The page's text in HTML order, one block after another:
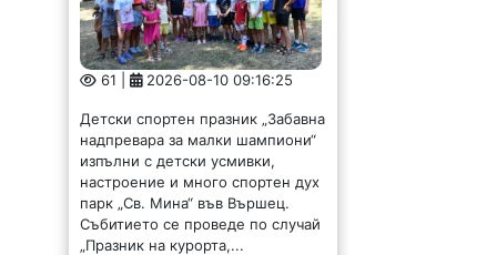
настроение и много спортен дух
парк „Св. Мина“ във Вършец.
Събитието се проведе по случай
„Празник на курорта,...
Монтанчани се
прекланят пред
Чудотворна Хавайска
икона на Богородица